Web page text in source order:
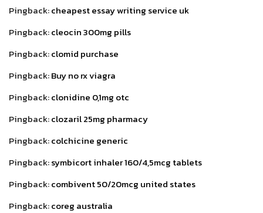
Pingback:cheapest essay writing service uk
Pingback:cleocin 300mg pills
Pingback:clomid purchase
Pingback:Buy no rx viagra
Pingback:clonidine 0,1mg otc
Pingback:clozaril 25mg pharmacy
Pingback:colchicine generic
Pingback:symbicort inhaler 160/4,5mcg tablets
Pingback:combivent 50/20mcg united states
Pingback:coreg australia